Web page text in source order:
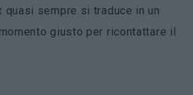
sempre si traduce in un
giusto per ricontattare il